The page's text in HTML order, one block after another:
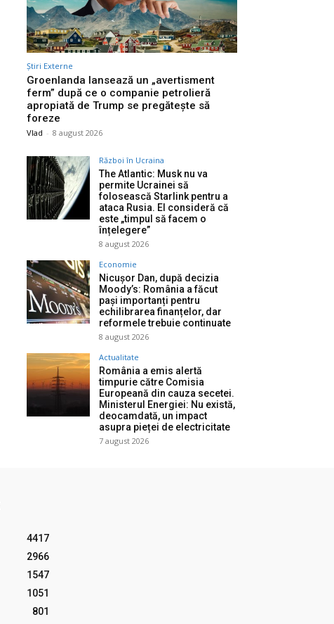
Știri Externe
Groenlanda lansează un „avertisment
ferm” după ce o companie petrolieră
apropiată de Trump se pregătește să
foreze
Vlad - 8 august 2026
Război în Ucraina
The Atlantic: Musk nu va
permite Ucrainei să
folosească Starlink pentru a
ataca Rusia. El consideră că
este „timpul să facem o
înțelegere”
8 august 2026
Economie
Nicușor Dan, după decizia
Moody’s: România a făcut
pași importanți pentru
echilibrarea finanțelor, dar
reformele trebuie continuate
8 august 2026
Actualitate
România a emis alertă
timpurie către Comisia
Europeană din cauza secetei.
Ministerul Energiei: Nu există,
deocamdată, un impact
asupra pieței de electricitate
7 august 2026
4417
2966
1547
1051
801